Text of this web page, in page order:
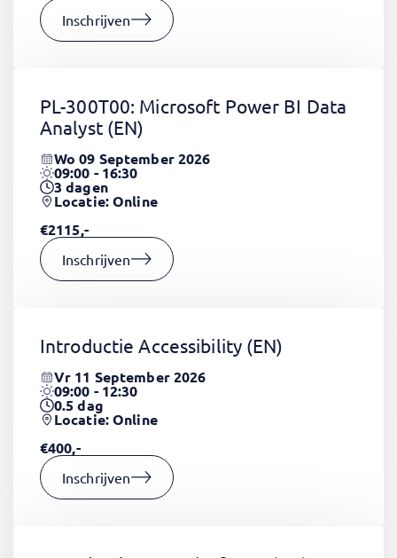
Inschrijven
PL-300T00: Microsoft Power BI Data
Analyst (EN)
Wo 09 September 2026
09:00 - 16:30
3dagen
Locatie: Online
€2115,-
Inschrijven
Introductie Accessibility (EN)
Vr 11 September 2026
09:00 - 12:30
0.5dag
Locatie: Online
€400,-
Inschrijven